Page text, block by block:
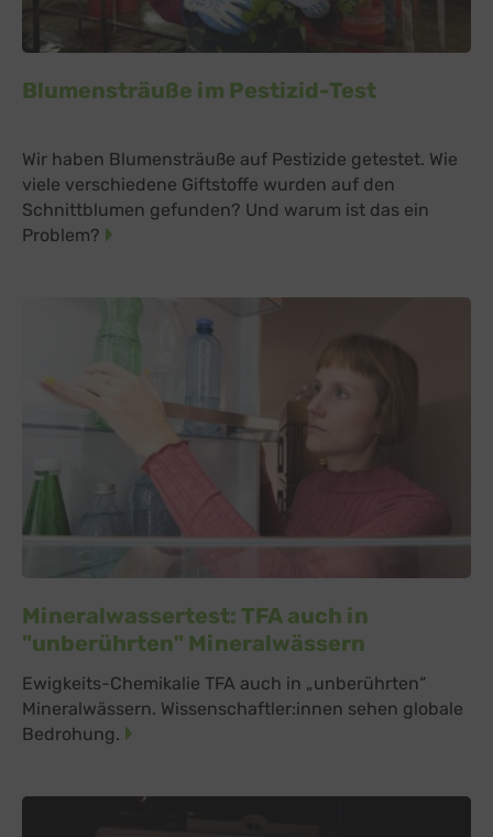
Blumensträuße im Pestizid-Test
Wir haben Blumensträuße auf Pestizide getestet. Wie
viele verschiedene Giftstoffe wurden auf den
Schnittblumen gefunden? Und warum ist das ein
Problem?
Mineralwassertest: TFA auch in
"unberührten" Mineralwässern
Ewigkeits-Chemikalie TFA auch in „unberührten“
Mineralwässern. Wissenschaftler:innen sehen globale
Bedrohung.